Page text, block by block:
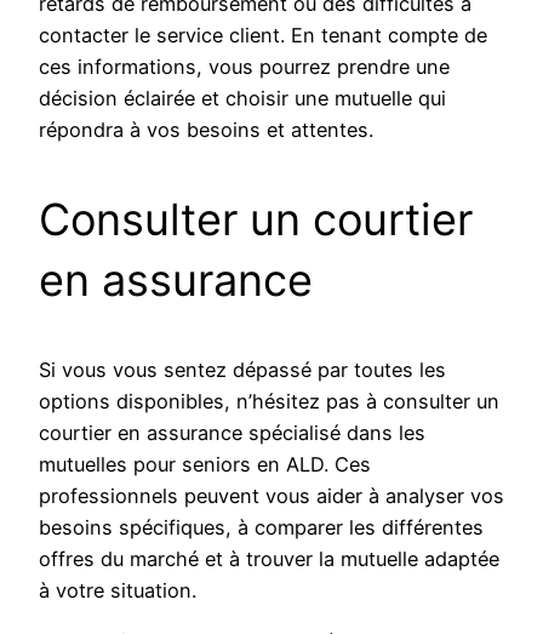
contacter le service client. En tenant compte de
ces informations, vous pourrez prendre une
décision éclairée et choisir une mutuelle qui
répondra à vos besoins et attentes.
Consulter un courtier
en assurance
Si vous vous sentez dépassé par toutes les
options disponibles, n’hésitez pas à consulter un
courtier en assurance spécialisé dans les
mutuelles pour seniors en ALD. Ces
professionnels peuvent vous aider à analyser vos
besoins spécifiques, à comparer les différentes
offres du marché et à trouver la mutuelle adaptée
à votre situation.